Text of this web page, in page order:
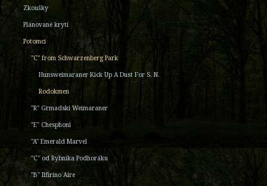
Zkoušky
Plánované krytí
Potomci
"C" from Schwarzenberg Park
Hunsweimaraner Kick Up A Dust For S. N.
Rodokmen
"R" Grmadski Weimaraner
"E" Chesphoni
"A" Emerald Marvel
"C" od Rybníka Podhoráku
"B" Ilfirino Aire